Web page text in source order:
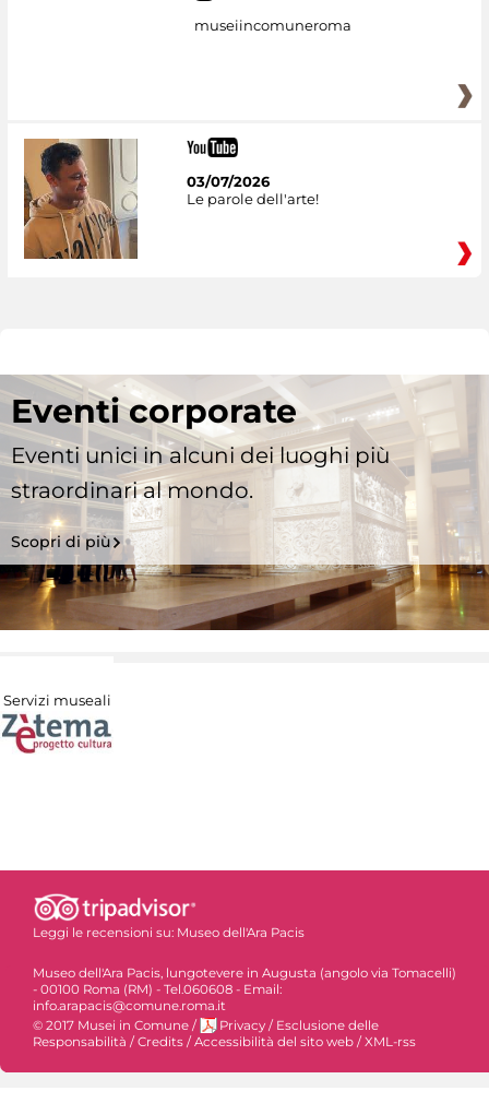
museiincomuneroma
03/07/2026
Le parole dell'arte!
Eventi corporate
Eventi unici in alcuni dei luoghi più
straordinari al mondo.
Scopri di più
Servizi museali
Leggi le recensioni su: Museo dell'Ara Pacis
Museo dell'Ara Pacis, lungotevere in Augusta (angolo via Tomacelli)
- 00100 Roma (RM) - Tel.060608 - Email:
info.arapacis@comune.roma.it
© 2017 Musei in Comune / Privacy / Esclusione delle
Responsabilità /Credits /Accessibilità del sito web /XML-rss